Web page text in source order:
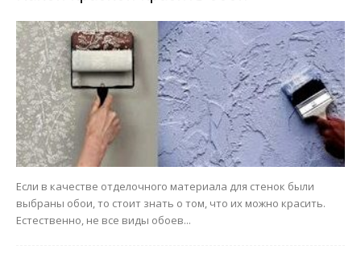
Если в качестве отделочного материала для стенок были
выбраны обои, то стоит знать о том, что их можно красить.
Естественно, не все виды обоев...